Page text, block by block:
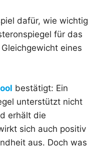
dafür, wie wichtig
für das
eines
bestätigt: Ein
unterstützt nicht
erhält die
sich auch positiv
aus. Doch was